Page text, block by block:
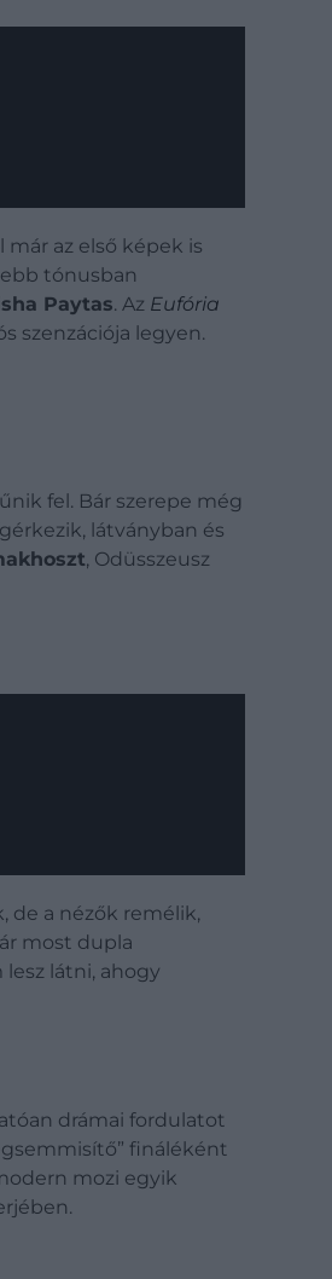
az első képek is
tónusban
Paytas. Az Eufória
szenzációja legyen.
fel. Bár szerepe még
látványban és
, Odüsszeusz
de a nézők remélik,
most dupla
lesz látni, ahogy
drámai fordulatot
fináléként
mozi egyik